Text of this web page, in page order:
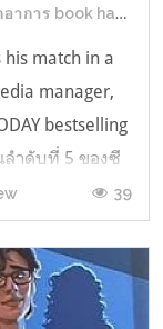
งอ่านสารพัน MM Romance
match in a
manager,
bestselling
ลำดับที่ 5 ของซี
3 ที่เราหยิบมา
ไลน์เดียวกันกับ
39